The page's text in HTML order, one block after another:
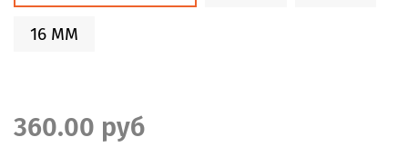
16 ММ
360.00 руб